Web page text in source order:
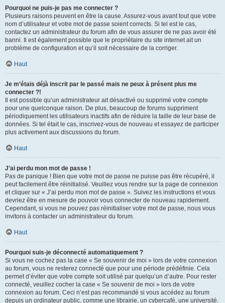
Pourquoi ne puis-je pas me connecter ?
Plusieurs raisons peuvent en être la cause. Assurez-vous avant tout que votre
nom d’utilisateur et votre mot de passe soient corrects. Si tel est le cas,
contactez un administrateur du forum afin de vous assurer de ne pas avoir été
banni. Il est également possible que le propriétaire du site internet ait un
problème de configuration et qu’il soit nécessaire de la corriger.
Haut
Je m’étais déjà inscrit par le passé mais ne peux à présent plus me
connecter ?!
Il est possible qu’un administrateur ait désactivé ou supprimé votre compte
pour une quelconque raison. De plus, beaucoup de forums suppriment
périodiquement les utilisateurs inactifs afin de réduire la taille de leur base de
données. Si tel était le cas, inscrivez-vous de nouveau et essayez de participer
plus activement aux discussions du forum.
Haut
J’ai perdu mon mot de passe !
Pas de panique ! Bien que votre mot de passe ne puisse pas être récupéré, il
peut facilement être réinitialisé. Veuillez vous rendre sur la page de connexion
et cliquer sur « J’ai perdu mon mot de passe ». Suivez les instructions et vous
devriez être en mesure de pouvoir vous connecter de nouveau rapidement.
Cependant, si vous ne pouvez pas réinitialiser votre mot de passe, nous vous
invitons à contacter un administrateur du forum.
Haut
Pourquoi suis-je déconnecté automatiquement ?
Si vous ne cochez pas la case « Se souvenir de moi » lors de votre connexion
au forum, vous ne resterez connecté que pour une période prédéfinie. Cela
permet d’éviter que votre compte soit utilisé par quelqu’un d’autre. Pour rester
connecté, veuillez cocher la case « Se souvenir de moi » lors de votre
connexion au forum. Ceci n’est pas recommandé si vous accédez au forum
depuis un ordinateur public, comme une librairie, un cybercafé, une université,